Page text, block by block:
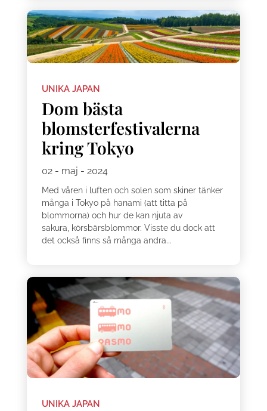
UNIKA JAPAN
Dom bästa
blomsterfestivalerna
kring Tokyo
02 - maj - 2024
Med våren i luften och solen som skiner tänker
många i Tokyo på hanami (att titta på
blommorna) och hur de kan njuta av
sakura, körsbärsblommor. Visste du dock att
det också finns så många andra...
UNIKA JAPAN